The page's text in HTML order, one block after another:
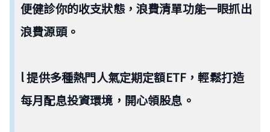
便健診你的收支狀態，浪費清單功能一眼抓出
浪費源頭。
l 提供多種熱門人氣定期定額ETF，輕鬆打造
每月配息投資環境，開心領股息。